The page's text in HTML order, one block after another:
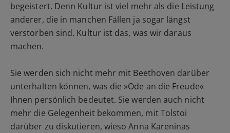
begeistert. Denn Kultur ist viel mehr als die Leistung
anderer, die in manchen Fällen ja sogar längst
verstorben sind. Kultur ist das, was wir daraus
machen.
Sie werden sich nicht mehr mit Beethoven darüber
unterhalten können, was die »Ode an die Freude«
Ihnen persönlich bedeutet. Sie werden auch nicht
mehr die Gelegenheit bekommen, mit Tolstoi
darüber zu diskutieren, wieso Anna Kareninas